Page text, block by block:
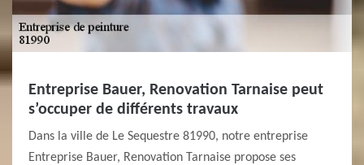
Entreprise Bauer, Renovation Tarnaise peut
s’occuper de différents travaux
Dans la ville de Le Sequestre 81990, notre entreprise
Entreprise Bauer, Renovation Tarnaise propose ses